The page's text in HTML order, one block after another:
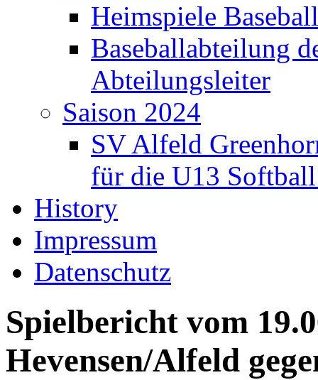
Heimspiele
Baseballabteilung
Abteilungsleiter
Saison 2024
SV Alfeld
für die U13
History
Impressum
Datenschutz
Spielbericht vom
Hevensen/Alfeld